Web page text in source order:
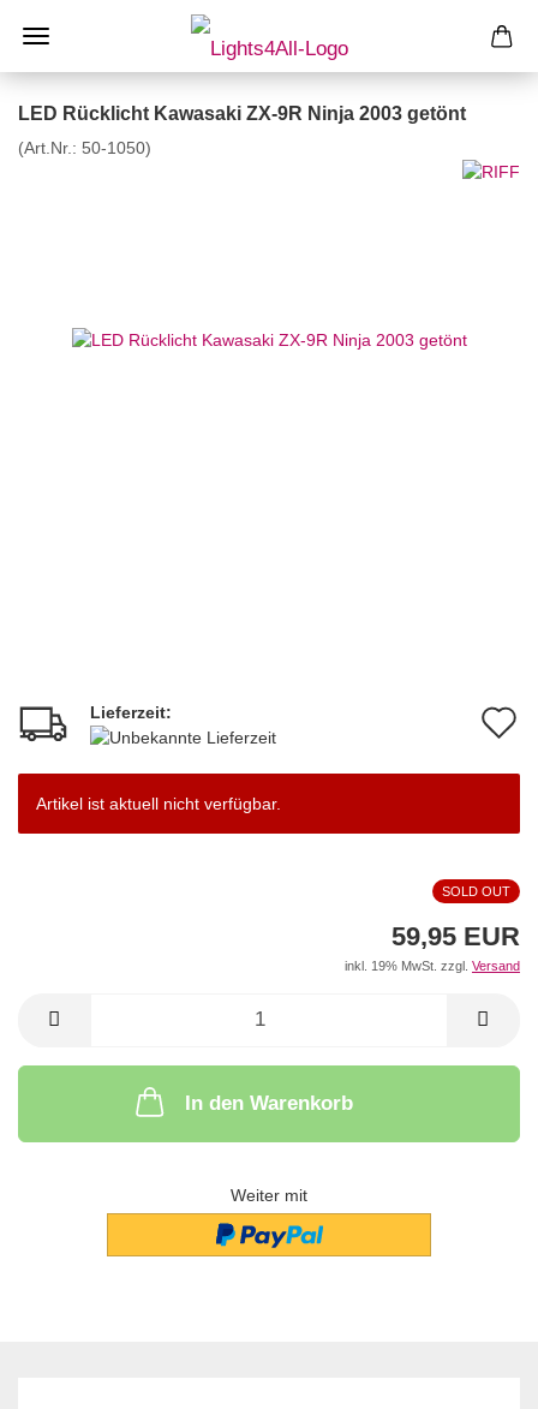
LED Rücklicht Kawasaki ZX-9R Ninja 2003 getönt
(Art.Nr.: 50-1050)
Lieferzeit:
Artikel ist aktuell nicht verfügbar.
SOLD OUT
59,95 EUR
inkl. 19% MwSt. zzgl. Versand
In den Warenkorb
Weiter mit